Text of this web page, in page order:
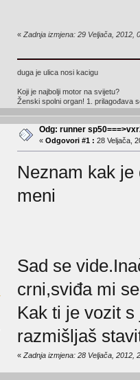
« Zadnja izmjena: 29 Veljača, 2012,
duga je ulica nosi kacigu
Koji je najbolji motor na svijetu?
Ženski spolni organ! 1. prilagođava
Odg: runner
« Odgovori #1 : 28 Veljača,
Neznam kak
meni
Sad se
crni,sviđa mi
Kak ti je vozit
razmišljaš
« Zadnja izmjena: 28 Veljača, 2012,